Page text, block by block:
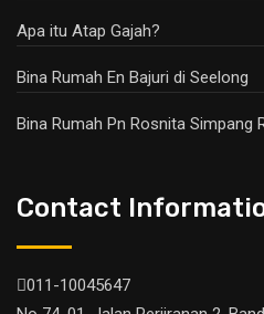
Apa itu Atap Gajah?
Bina Rumah En Bajuri di Seelong
Bina Rumah Pn Rosnita Simpang
Contact
011-10045647